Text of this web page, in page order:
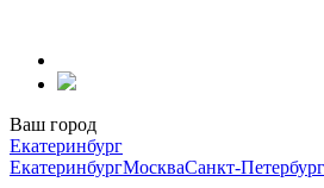
содержанию
Ваш город
Екатеринбург
ЕкатеринбургМоскваСанкт-Петербург